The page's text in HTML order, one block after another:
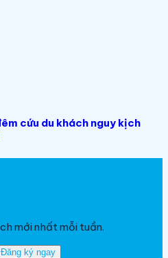
cứu du khách nguy kịch
mới nhất mỗi tuần.
Đăng ký ngay